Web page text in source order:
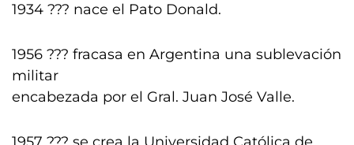
1934 ??? nace el Pato Donald.
1956 ??? fracasa en Argentina una sublevación
militar
encabezada por el Gral. Juan José Valle.